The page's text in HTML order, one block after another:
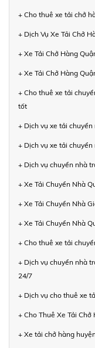
+ Cho thuê xe tải chở
+ Dịch Vụ Xe Tải Chở
+ Xe Tải Chở Hàng
+ Xe Tải Chở Hàng
+ Cho thuê xe tải
tốt
+ Dịch vụ xe tải
+ Dịch vụ xe tải
+ Dịch vụ chuyển nhà
+ Xe Tải Chuyển Nhà
+ Xe Tải Chuyển Nhà
+ Xe Tải Chuyển Nhà
+ Cho thuê xe tải
+ Dịch vụ chuyển nhà
24/7
+ Dịch vụ cho thuê xe
+ Cho Thuê Xe Tải
+ Xe tải chở hàng